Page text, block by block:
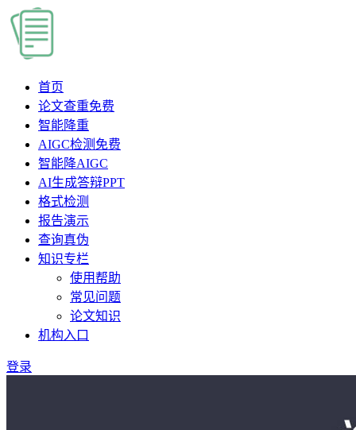
首页
论文查重免费
智能降重
AIGC检测 免费
智能降AIGC
AI生成答辩PPT
格式检测
报告演示
查询真伪
知识专栏
使用帮助
常见问题
论文知识
机构入口
登录